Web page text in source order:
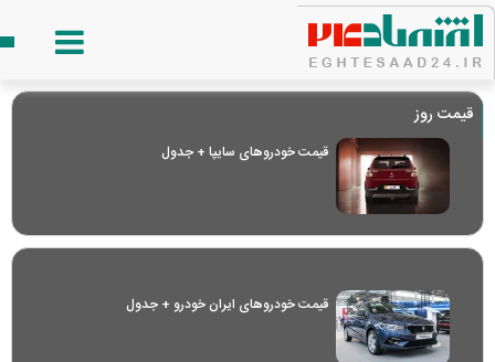
قیمت روز
قیمت خودرو‌های سایپا + جدول
قیمت خودرو‌های ایران خودرو + جدول